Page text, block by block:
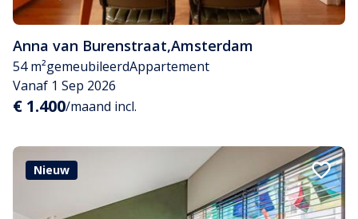
Anna van Burenstraat,Amsterdam
54 m²gemeubileerdAppartement
Vanaf 1 Sep 2026
€ 1.400/maand incl.
Nieuw